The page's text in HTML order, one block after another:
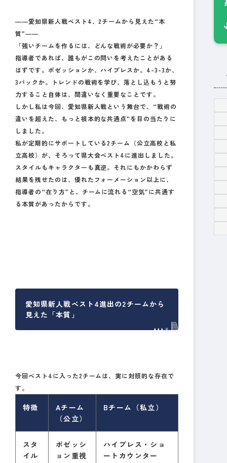
――愛知県新人戦ベスト4、2チームから見えた“本
質”――
「強いチームを作るには、どんな戦術が必要か？」
指導者であれば、誰もがこの問いを考えたことがある
はずです。ポゼッションか、ハイプレスか。4-3-3か、
3バックか。トレンドの戦術を学び、落とし込もうと努
力すること自体は、間違いなく重要なことです。
しかし私は今回、愛知県新人戦という舞台で、“戦術の
違いを超えた、もっと根本的な共通点”を目の当たりに
しました。
私が定期的にサポートしている2チーム（公立高校と私
立高校）が、そろって県大会ベスト4に進出しました。
スタイルもキャラクターも真逆。それにもかかわらず
結果を残せたのは、優れたフォーメーション以上に、
指導者の“在り方”と、チームに流れる“空気”に共通す
る本質があったからです。
愛知県新人戦ベスト4進出の2チームから
見えた「本質」
今回ベスト4に入った2チームは、実に対照的な存在で
す。
特徴
Aチーム
（公立）
Bチーム（私立）
スタ
イル
ポゼッシ
ョン重視
ハイプレス・ショ
ートカウンター